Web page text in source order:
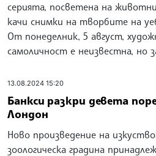
серията, посветена на
качи снимки на творбите на
От понеделник, 5 август,
самоличност е неизвестна, но
13.08.2024 15:20
Банкси разкри девета
Лондон
Ново произведение на
зоологическа градина